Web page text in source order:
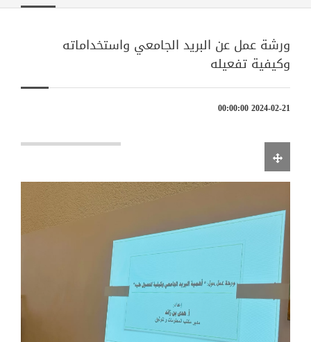
ورشة عمل عن البريد الجامعي واستخداماته
وكيفية تفعيله
2024-02-21 00:00:00